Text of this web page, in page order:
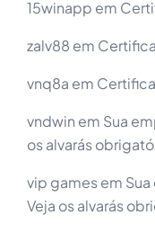
15winapp em
zalv88 em
vnq8a em
vndwin em Sua
os alvarás
vip gamesem
Veja os alvarás